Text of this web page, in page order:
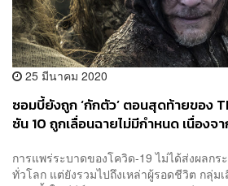
25 มีนาคม 2020
ซอมบี้ยังถูก ‘กักตัว’ ตอนสุดท้ายของ
ซัน 10 ถูกเลื่อนฉายไม่มีกำหนด เนื่องจ
การแพร่ระบาดของโควิด-19 ไม่ได้ส่งผลก
ทั่วโลก แต่ยังรวมไปถึงเหล่าผู้รอดชีวิต กลุ่ม